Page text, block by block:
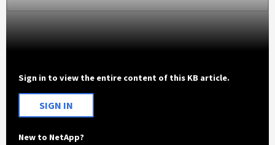
Sign in to view the entire content of this KB article.
SIGN IN
New to NetApp?